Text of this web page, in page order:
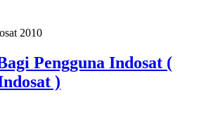
2010
Pengguna Indosat (
)